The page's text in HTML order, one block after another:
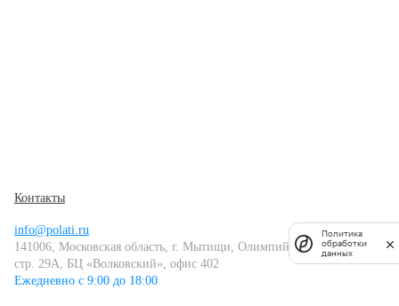
Контакты
info@polati.ru
141006, Московская область, г. Мытищи, Олимпийский проспект,
стр. 29А, БЦ «Волковский», офис 402
Ежедневно с 9:00 до 18:00
Политика
обработки
данных